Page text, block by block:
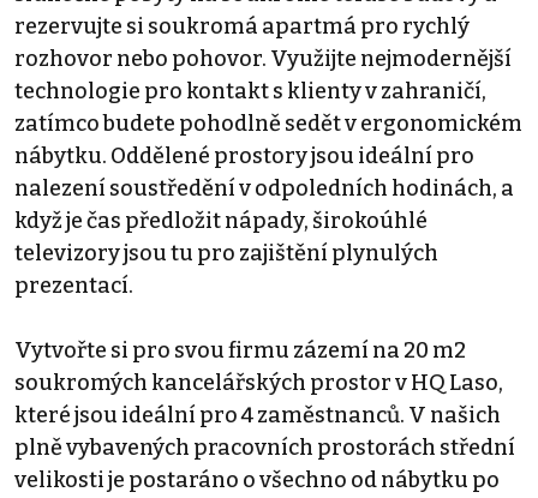
rezervujte si soukromá apartmá pro rychlý
rozhovor nebo pohovor. Využijte nejmodernější
technologie pro kontakt s klienty v zahraničí,
zatímco budete pohodlně sedět v ergonomickém
nábytku. Oddělené prostory jsou ideální pro
nalezení soustředění v odpoledních hodinách, a
když je čas předložit nápady, širokoúhlé
televizory jsou tu pro zajištění plynulých
prezentací.
Vytvořte si pro svou firmu zázemí na 20 m2
soukromých kancelářských prostor v HQ Laso,
které jsou ideální pro 4 zaměstnanců. V našich
plně vybavených pracovních prostorách střední
velikosti je postaráno o všechno od nábytku po